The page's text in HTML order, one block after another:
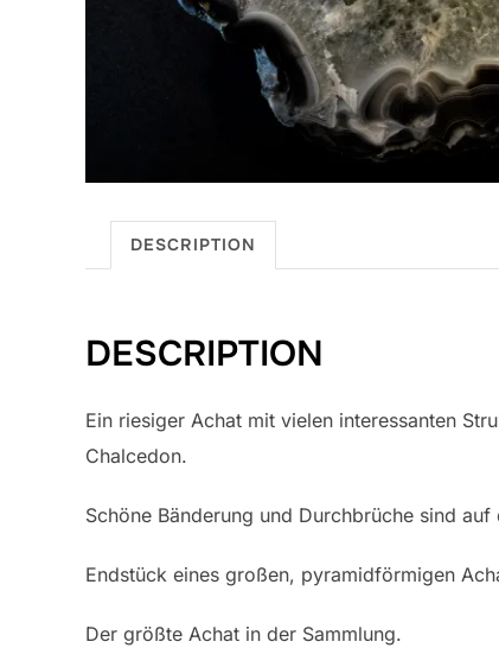
DESCRIPTION
DESCRIPTION
Ein riesiger Achat mit vielen interessanten
Chalcedon.
Schöne Bänderung und Durchbrüche sind
Endstück eines großen, pyramidförmigen
Der größte Achat in der Sammlung.